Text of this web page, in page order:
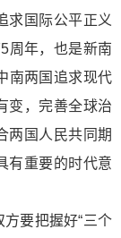
求国际公平正义
周年，也是新南
南两国追求现代
变，完善全球治
两国人民共同期
有重要的时代意
要把握好“三个